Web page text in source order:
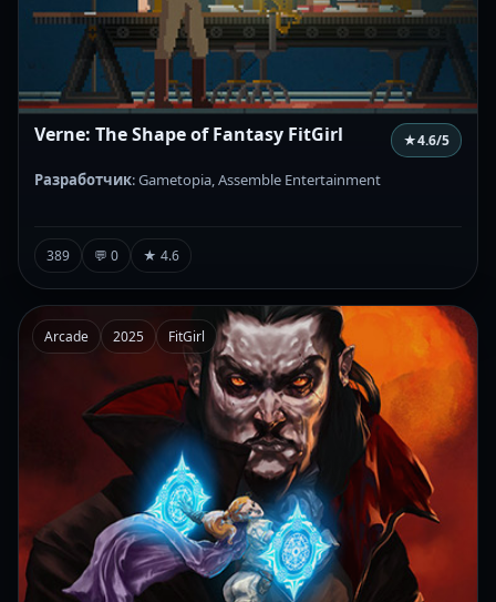
Verne: The Shape of Fantasy FitGirl ★4.6/5
Разработчик: Gametopia, Assemble Entertainment
389 💬 0 ★ 4.6
Arcade 2025 FitGirl